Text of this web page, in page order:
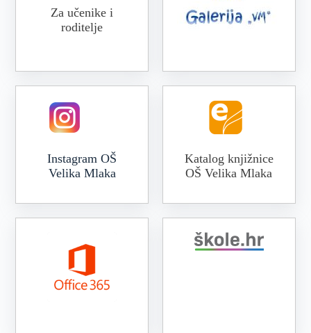
Za učenike i
roditelje
Instagram OŠ
Velika Mlaka
Katalog knjižnice
OŠ Velika Mlaka